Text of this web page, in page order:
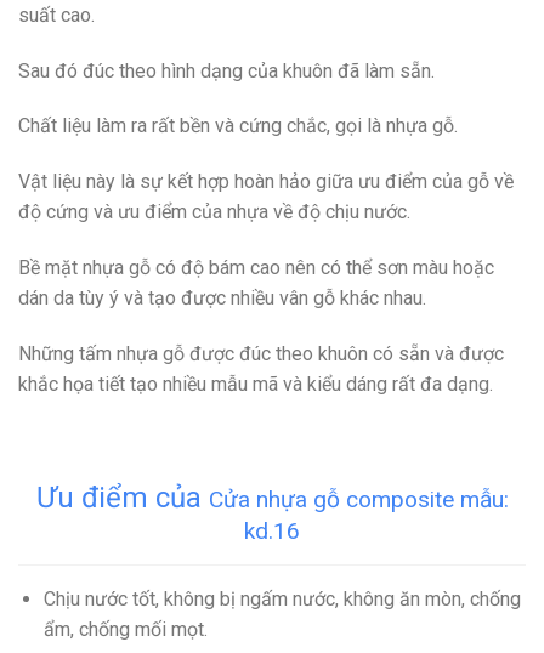
suất cao.
Sau đó đúc theo hình dạng của khuôn đã làm sẵn.
Chất liệu làm ra rất bền và cứng chắc, gọi là nhựa gỗ.
Vật liệu này là sự kết hợp hoàn hảo giữa ưu điểm của gỗ về
độ cứng và ưu điểm của nhựa về độ chịu nước.
Bề mặt nhựa gỗ có độ bám cao nên có thể sơn màu hoặc
dán da tùy ý và tạo được nhiều vân gỗ khác nhau.
Những tấm nhựa gỗ được đúc theo khuôn có sẵn và được
khắc họa tiết tạo nhiều mẫu mã và kiểu dáng rất đa dạng.
Ưu điểm của Cửa nhựa gỗ composite mẫu:
kd.16
Chịu nước tốt, không bị ngấm nước, không ăn mòn, chống
ẩm, chống mối mọt.